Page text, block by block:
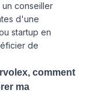
un conseiller
d'une
startup en
de
comment
ma